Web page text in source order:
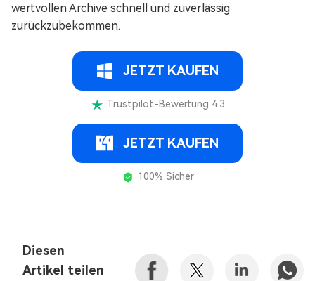
wertvollen Archive schnell und zuverlässig
zurückzubekommen.
JETZT KAUFEN
Trustpilot-Bewertung 4.3
JETZT KAUFEN
100% Sicher
Diesen
Artikel teilen